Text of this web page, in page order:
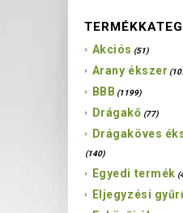
Akciós (51)
Arany ékszer
BBB (1199)
Drágakő (77)
Drágaköves
(140)
Egyedi termék
Eljegyzési